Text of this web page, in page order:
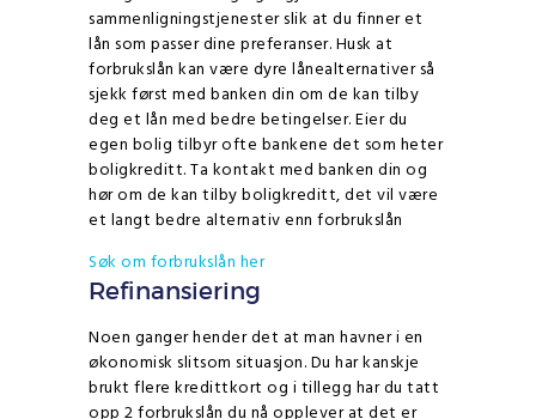
sammenligningstjenester slik at du finner et
lån som passer dine preferanser. Husk at
forbrukslån kan være dyre lånealternativer så
sjekk først med banken din om de kan tilby
deg et lån med bedre betingelser. Eier du
egen bolig tilbyr ofte bankene det som heter
boligkreditt. Ta kontakt med banken din og
hør om de kan tilby boligkreditt, det vil være
et langt bedre alternativ enn forbrukslån
Søk om forbrukslån her
Refinansiering
Noen ganger hender det at man havner i en
økonomisk slitsom situasjon. Du har kanskje
brukt flere kredittkort og i tillegg har du tatt
opp 2 forbrukslån du nå opplever at det er